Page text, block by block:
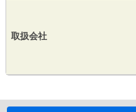
取扱会社